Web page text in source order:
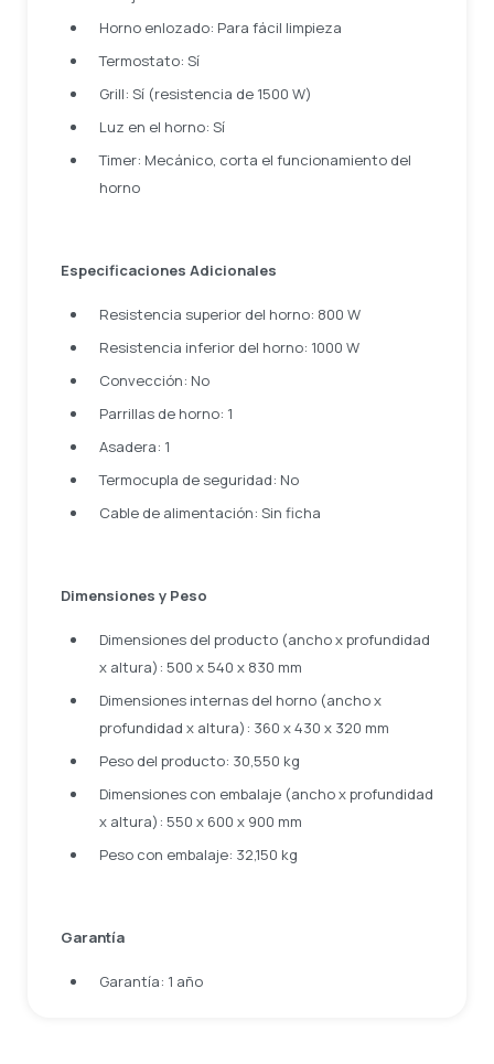
Horno enlozado: Para fácil limpieza
Termostato: Sí
Grill: Sí (resistencia de 1500 W)
Luz en el horno: Sí
Timer: Mecánico, corta el funcionamiento del
horno
Especificaciones Adicionales
Resistencia superior del horno: 800 W
Resistencia inferior del horno: 1000 W
Convección: No
Parrillas de horno: 1
Asadera: 1
Termocupla de seguridad: No
Cable de alimentación: Sin ficha
Dimensiones y Peso
Dimensiones del producto (ancho x profundidad
x altura): 500 x 540 x 830 mm
Dimensiones internas del horno (ancho x
profundidad x altura): 360 x 430 x 320 mm
Peso del producto: 30,550 kg
Dimensiones con embalaje (ancho x profundidad
x altura): 550 x 600 x 900 mm
Peso con embalaje: 32,150 kg
Garantía
Garantía: 1 año